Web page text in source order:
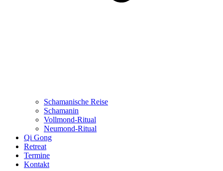
Schamanische Reise
Schamanin
Vollmond-Ritual
Neumond-Ritual
Qi Gong
Retreat
Termine
Kontakt